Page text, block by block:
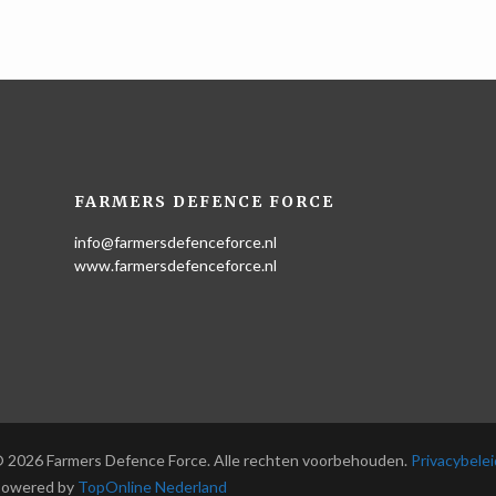
FARMERS DEFENCE FORCE
info@farmersdefenceforce.nl
www.farmersdefenceforce.nl
2026 Farmers Defence Force. Alle rechten voorbehouden.
by TopOnline Nederland